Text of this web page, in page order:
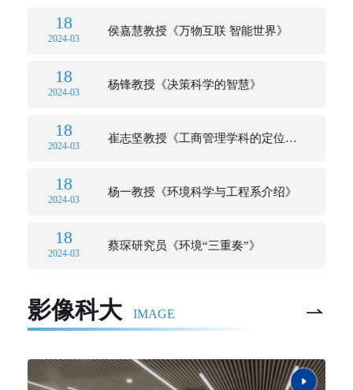
18
2024-03
侯嘉慧教授《万物互联 智能世界》
18
2024-03
杨锋教授《决策科学的智慧》
18
2024-03
崔志坚教授《工商管理学科的定位、
18
2024-03
杨一教授《环境科学与工程系介绍》
18
2024-03
蔡琛研究员《环境“三重奏”》
影像科大 IMAGE